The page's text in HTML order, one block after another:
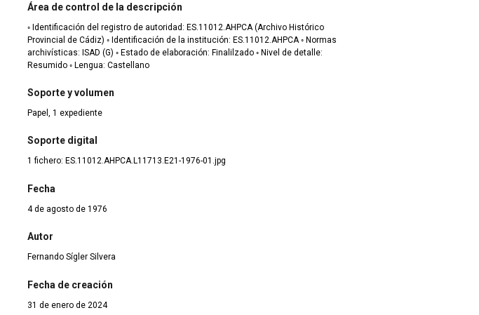
Área de control de la descripción
◦ Identificación del registro de autoridad: ES.11012.AHPCA (Archivo Histórico
Provincial de Cádiz) ◦ Identificación de la institución: ES.11012.AHPCA ◦ Normas
archivísticas: ISAD (G) ◦ Estado de elaboración: Finalilzado ◦ Nivel de detalle:
Resumido ◦ Lengua: Castellano
Soporte y volumen
Papel, 1 expediente
Soporte digital
1 fichero: ES.11012.AHPCA.L11713.E21-1976-01.jpg
Fecha
4 de agosto de 1976
Autor
Fernando Sígler Silvera
Fecha de creación
31 de enero de 2024